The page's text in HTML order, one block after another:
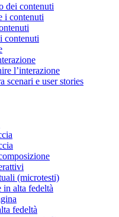
dei contenuti
i contenuti
contenuti
l’interazione
scenari e user stories
(microtesti)
in alta fedeltà
fedeltà